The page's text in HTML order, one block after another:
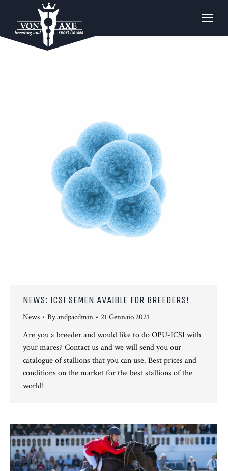
NEWS: ICSI SEMEN AVAIBLE FOR BREEDERS!
News Byandpacdmin 21 Gennaio 2021
Are you a breeder and would like to do OPU-ICSI with
your mares? Contact us and we will send you our
catalogue of stallions that you can use. Best prices and
conditions on the market for the best stallions of the
world!